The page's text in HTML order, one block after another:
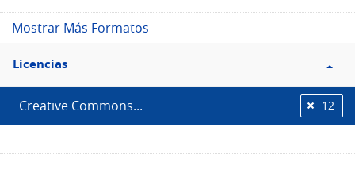
Mostrar Más Formatos
Filtro
Licencias
Licencias
Creative Commons... 12